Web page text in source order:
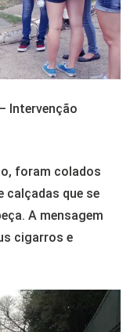
– Intervenção
foram colados
calçadas que se
A mensagem
cigarros e